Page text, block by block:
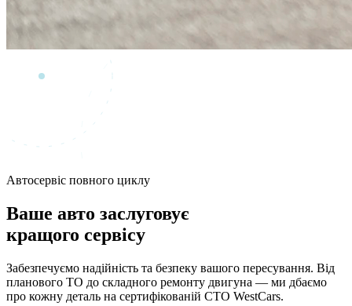
Автосервіс повного циклу
Ваше авто заслуговує
кращого сервісу
Забезпечуємо надійність та безпеку вашого пересування. Від
планового ТО до складного ремонту двигуна — ми дбаємо
про кожну деталь на сертифікованій СТО WestCars.